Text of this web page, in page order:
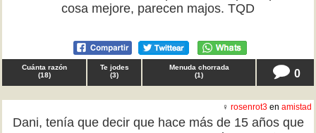
cosa mejore, parecen majos. TQD
Cuánta razón
(18)
Te jodes
(3)
Menuda chorrada
(1) 0
♀ rosenrot3 en amistad
Dani, tenía que decir que hace más de 15 años que